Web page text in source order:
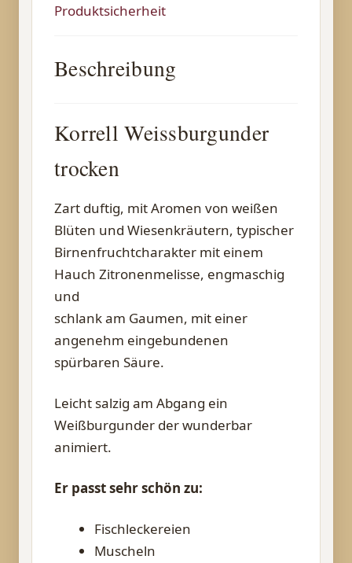
Produktsicherheit
Beschreibung
Korrell Weissburgunder
trocken
Zart duftig, mit Aromen von weißen
Blüten und Wiesenkräutern, typischer
Birnenfruchtcharakter mit einem
Hauch Zitronenmelisse, engmaschig
und
schlank am Gaumen, mit einer
angenehm eingebundenen
spürbaren Säure.
Leicht salzig am Abgang ein
Weißburgunder der wunderbar
animiert.
Er passt sehr schön zu:
Fischleckereien
Muscheln